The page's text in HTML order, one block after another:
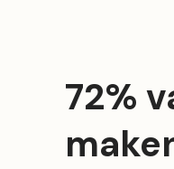
72%